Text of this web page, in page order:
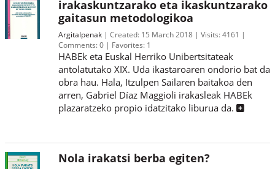
irakaskuntzarako eta ikaskuntzarako
gaitasun metodologikoa
Argitalpenak Created: 15 March 2018 Visits:4161
Comments:0 Favorites: 1
HABEk eta Euskal Herriko Unibertsitateak
antolatutako XIX. Uda ikastaroaren ondorio bat da
obra hau. Hala, Itzulpen Sailaren baitakoa den
arren, Gabriel Díaz Maggioli irakasleak HABEk
plazaratzeko propio idatzitako liburua da.
Nola irakatsi berba egiten?